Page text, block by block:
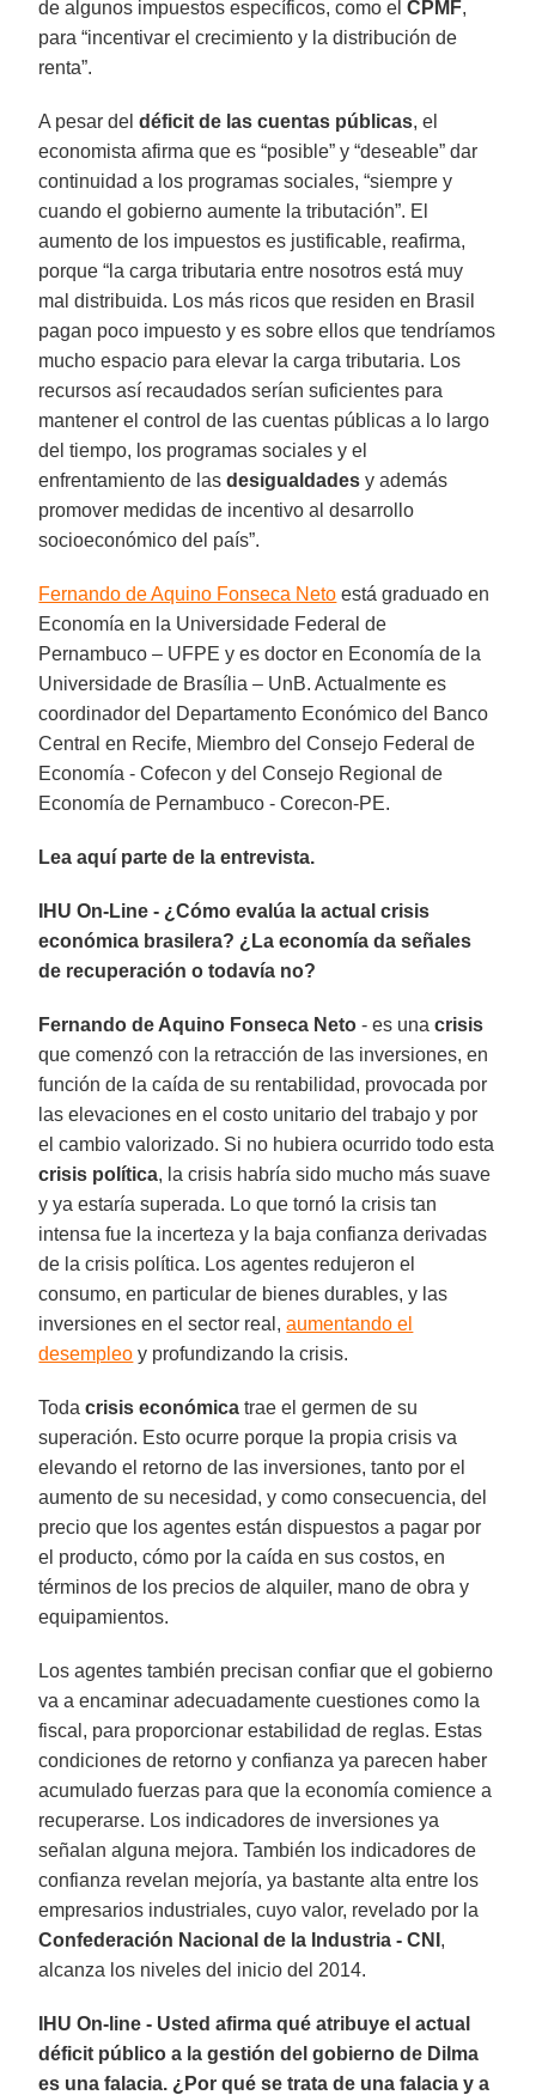
de algunos impuestos específicos, como elCPMF,
para “incentivar el crecimiento y la distribución de
renta”.
A pesar deldéficit de las cuentas públicas, el
economista afirma que es “posible” y “deseable” dar
continuidad a los programas sociales, “siempre y
cuando el gobierno aumente la tributación”. El
aumento de los impuestos es justificable, reafirma,
porque “la carga tributaria entre nosotros está muy
mal distribuida. Los más ricos que residen en Brasil
pagan poco impuesto y es sobre ellos que tendríamos
mucho espacio para elevar la carga tributaria. Los
recursos así recaudados serían suficientes para
mantener el control de las cuentas públicas a lo largo
del tiempo, los programas sociales y el
enfrentamiento de lasdesigualdades y además
promover medidas de incentivo al desarrollo
socioeconómico del país”.
Fernando de Aquino Fonseca Neto está graduado en
Economía en la Universidade Federal de
Pernambuco – UFPE y es doctor en Economía de la
Universidade de Brasília – UnB. Actualmente es
coordinador del Departamento Económico del Banco
Central en Recife, Miembro del Consejo Federal de
Economía - Cofecon y del Consejo Regional de
Economía de Pernambuco - Corecon-PE.
Lea aquí parte de la entrevista.
IHU On-Line - ¿Cómo evalúa la actual crisis
económica brasilera? ¿La economía da señales
de recuperación o todavía no?
Fernando de Aquino Fonseca Neto- es unacrisis
que comenzó con la retracción de las inversiones, en
función de la caída de su rentabilidad, provocada por
las elevaciones en el costo unitario del trabajo y por
el cambio valorizado. Si no hubiera ocurrido todo esta
crisis política, la crisis habría sido mucho más suave
y ya estaría superada. Lo que tornó la crisis tan
intensa fue la incerteza y la baja confianza derivadas
de la crisis política. Los agentes redujeron el
consumo, en particular de bienes durables, y las
inversiones en el sector real,aumentando el
desempleo y profundizando la crisis.
Todacrisis económica trae el germen de su
superación. Esto ocurre porque la propia crisis va
elevando el retorno de las inversiones, tanto por el
aumento de su necesidad, y como consecuencia, del
precio que los agentes están dispuestos a pagar por
el producto, cómo por la caída en sus costos, en
términos de los precios de alquiler, mano de obra y
equipamientos.
Los agentes también precisan confiar que el gobierno
va a encaminar adecuadamente cuestiones como la
fiscal, para proporcionar estabilidad de reglas. Estas
condiciones de retorno y confianza ya parecen haber
acumulado fuerzas para que la economía comience a
recuperarse. Los indicadores de inversiones ya
señalan alguna mejora. También los indicadores de
confianza revelan mejoría, ya bastante alta entre los
empresarios industriales, cuyo valor, revelado por la
Confederación Nacional de la Industria - CNI ,
alcanza los niveles del inicio del 2014.
IHU On-line - Usted afirma qué atribuye el actual
déficit público a la gestión del gobierno de Dilma
es una falacia. ¿Por qué se trata de una falacia y a